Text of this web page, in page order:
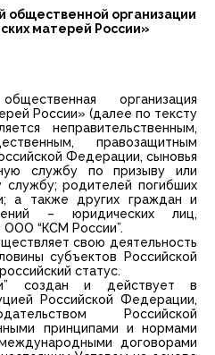
общественной организации
матерей России»
организация
России» (далее по тексту
неправительственным,
правозащитным
Федерации, сыновья
службу по призыву или
родителей погибших
а также других граждан и
– юридических лиц,
ООО “КСМ России”.
свою деятельность
субъектов Российской
статус.
создан и действует в
Российской Федерации,
Российской
принципами и нормами
договорами